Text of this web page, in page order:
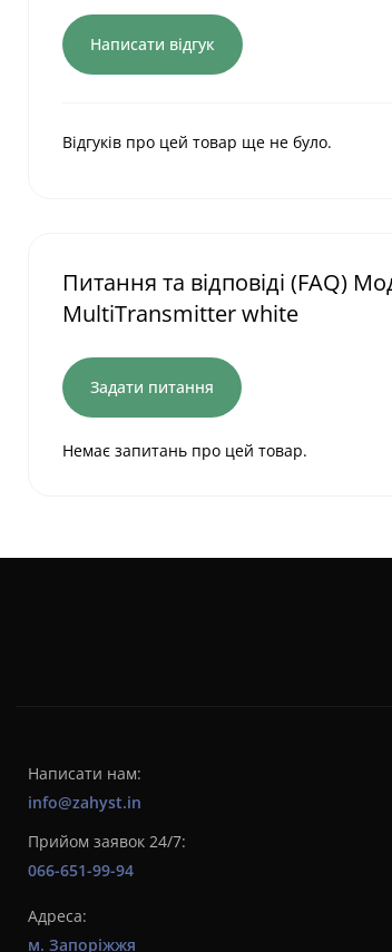
Написати відгук
Відгуків про цей товар ще не було.
Питання та відповіді (FAQ)
MultiTransmitter white
Задати питання
Немає запитань про цей товар.
Написати нам:
info@zahyst.in
Прийом заявок 24/7:
066-651-99-94
Адреса:
м. Запоріжжя